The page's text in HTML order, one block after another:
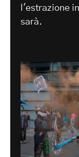
l'estrazione
sarà.